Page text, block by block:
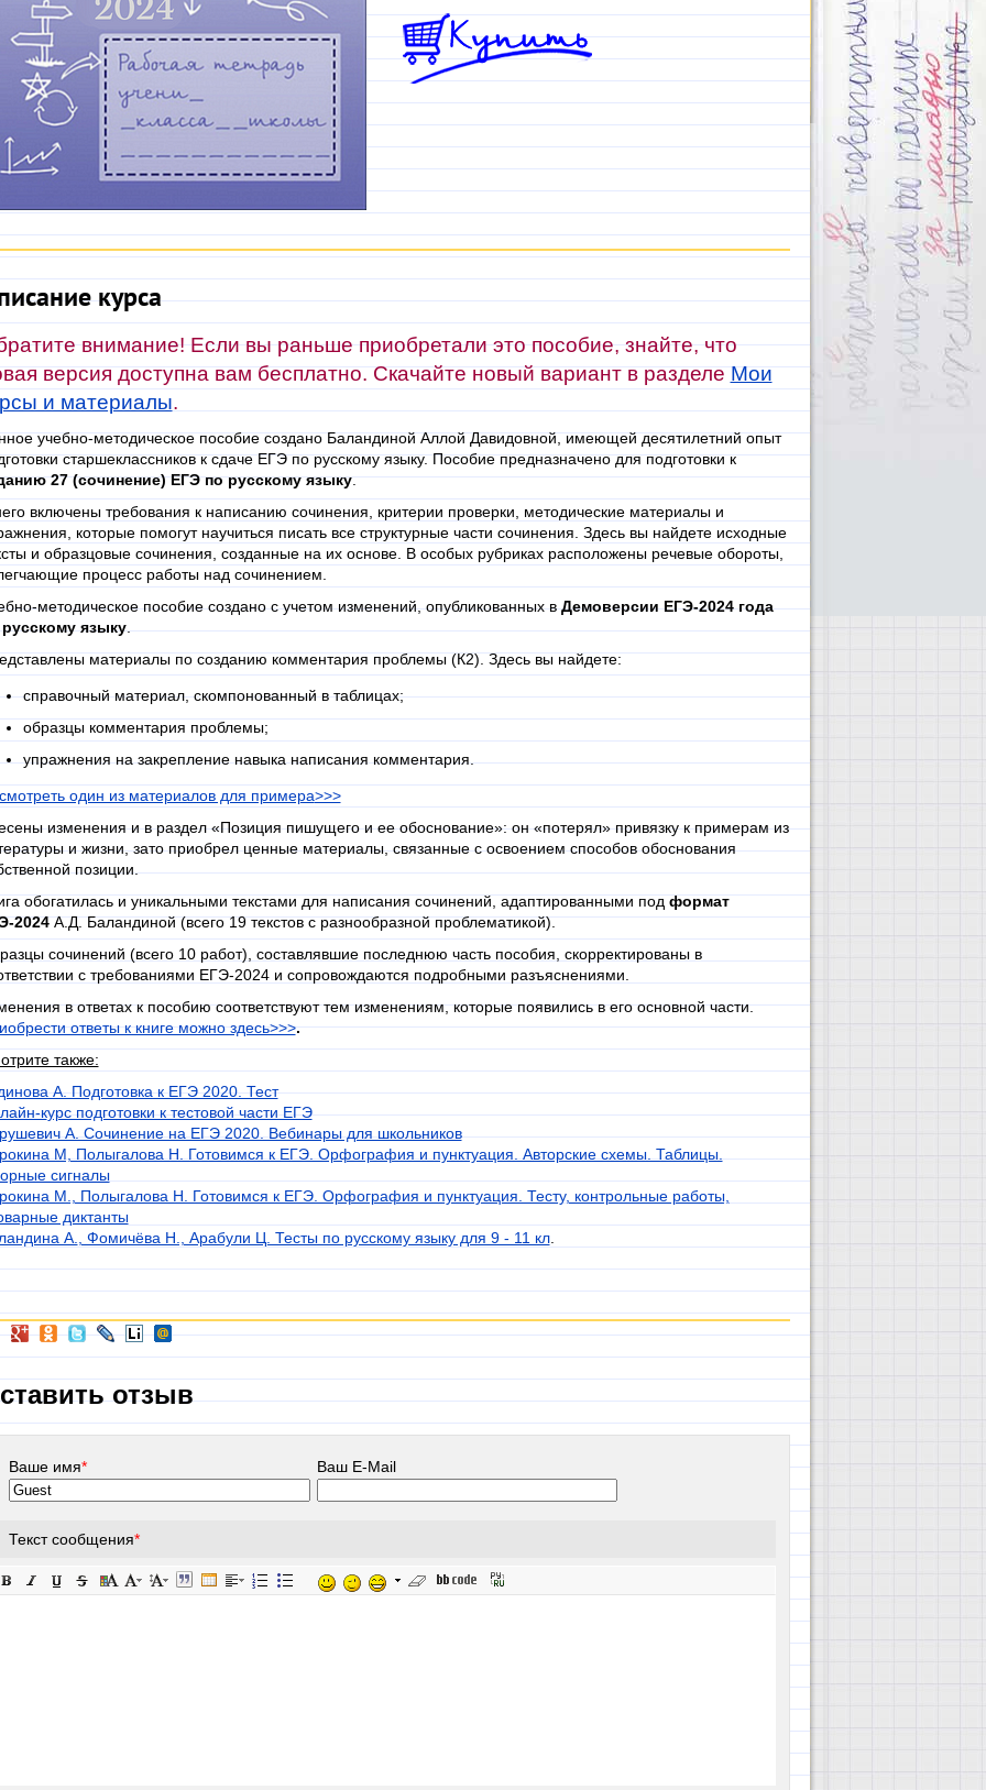
курса
внимание! Если вы раньше приобретали это пособие, знайте, что
версия доступна вам бесплатно. Скачайте новый вариант в разделеМои
и материалы.
учебно-методическое пособие создано Баландиной Аллой Давидовной, имеющей десятилетний опыт
старшеклассников к сдаче ЕГЭ по русскому языку. Пособие предназначено для подготовки к
27 (сочинение) ЕГЭ по русскому языку.
включены требования к написанию сочинения, критерии проверки, методические материалы и
которые помогут научиться писать все структурные части сочинения. Здесь вы найдете исходные
и образцовые сочинения, созданные на их основе. В особых рубриках расположены речевые обороты,
процесс работы над сочинением.
методическое пособие создано с учетом изменений, опубликованных вДемоверсии ЕГЭ-2024 года
языку.
материалы по созданию комментария проблемы (К2). Здесь вы найдете:
справочный материал, скомпонованный в таблицах;
образцы комментария проблемы;
упражнения на закрепление навыка написания комментария.
один из материалов для примера>>>
изменения и в раздел «Позиция пишущего и ее обоснование»: он «потерял» привязку к примерам из
и жизни, зато приобрел ценные материалы, связанные с освоением способов обоснования
позиции.
обогатилась и уникальными текстами для написания сочинений, адаптированными подформат
2024А.Д. Баландиной (всего 19 текстов с разнообразной проблематикой).
сочинений (всего 10 работ), составлявшие последнюю часть пособия, скорректированы в
с требованиями ЕГЭ-2024 и сопровождаются подробными разъяснениями.
в ответах к пособию соответствуют тем изменениям, которые появились в его основной части.
ответы к книге можно здесь>>>.
также:
А. Подготовка к ЕГЭ 2020. Тест
курс подготовки к тестовой части ЕГЭ
А. Сочинение на ЕГЭ 2020. Вебинары для школьников
М, Полыгалова Н. Готовимся к ЕГЭ. Орфография и пунктуация. Авторские схемы. Таблицы.
сигналы
М., Полыгалова Н. Готовимся к ЕГЭ. Орфография и пунктуация. Тесту, контрольные работы,
диктанты
А.
, Фомичёва Н., Арабули Ц. Тесты по русскому языку для 9 - 11 кл.
отзыв
Ваше имя* Ваш E-Mail
Текст сообщения*